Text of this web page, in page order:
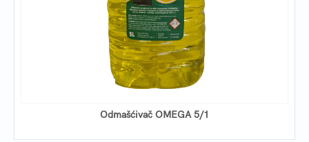
Odmašćivač OMEGA 5/1